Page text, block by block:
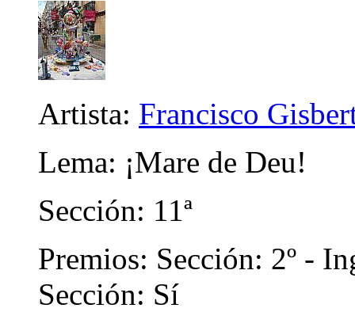
Artista: Francisco
Lema: ¡Mare de Deu!
Sección: 11ª
Premios: Sección: 2º -
Sección: Sí